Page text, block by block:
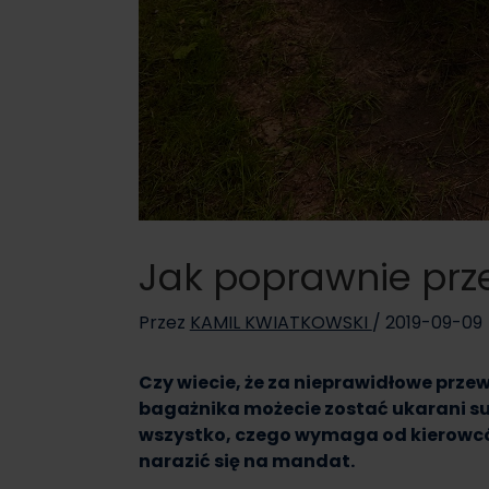
Jak poprawnie
Przez KAMIL KWIATKOWSKI / 2019-09-09
Czy wiecie, że za nieprawidłowe
bagażnika możecie zostać ukarani
wszystko, czego wymaga od
narazić się na mandat.